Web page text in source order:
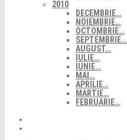
2010
DECEMBRIE…
NOIEMBRIE…
OCTOMBRIE…
SEPTEMBRIE…
AUGUST…
IULIE…
IUNIE…
MAI…
APRILIE…
MARTIE…
FEBRUARIE…